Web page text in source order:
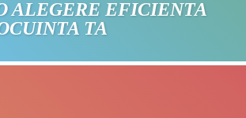
ALEGERE EFICIENTA
TA